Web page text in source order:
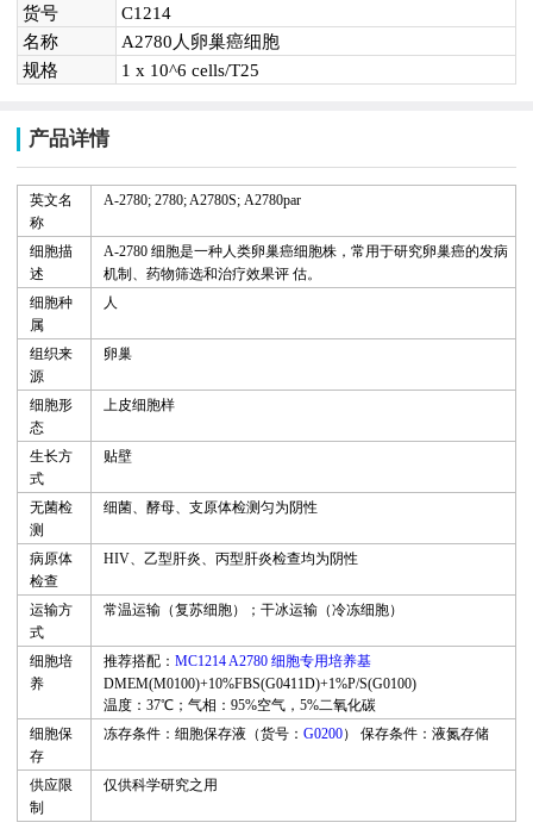
货号
C1214
名称
A2780人卵巢癌细胞
规格
1 x 10^6 cells/T25
产品详情
英文名
称
A-2780; 2780; A2780S; A2780par
细胞描
述
A-2780 细胞是一种人类卵巢癌细胞株，常用于研究卵巢癌的发病
机制、药物筛选和治疗效果评 估。
细胞种
属
人
组织来
源
卵巢
细胞形
态
上皮细胞样
生长方
式
贴壁
无菌检
测
细菌、酵母、支原体检测匀为阴性
病原体
检查
HIV、乙型肝炎、丙型肝炎检查均为阴性
运输方
式
常温运输（复苏细胞） ；干冰运输（冷冻细胞）
细胞培
养
推荐搭配： MC1214 A2780 细胞专用培养基
DMEM(M0100)+10%FBS(G0411D)+1%P/S(G0100)
温度：37℃；气相：95%空气，5%二氧化碳
细胞保
存
冻存条件：细胞保存液（货号： G0200） 保存条件：液氮存储
供应限
制
仅供科学研究之用